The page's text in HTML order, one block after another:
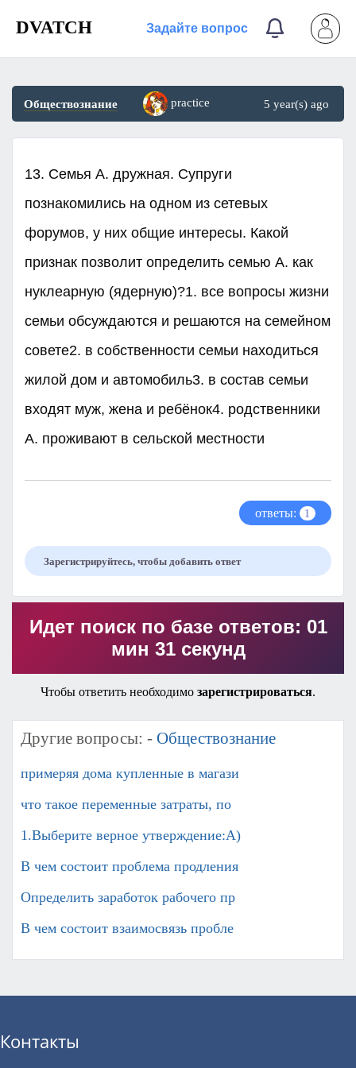
DVATCH Задайте вопрос
Обществознание practice 5 year(s) ago
13. Семья А. дружная. Супруги
познакомились на одном из сетевых
форумов, у них общие интересы. Какой
признак позволит определить семью А. как
нуклеарную (ядерную)?1. все вопросы жизни
семьи обсуждаются и решаются на семейном
совете2. в собственности семьи находиться
жилой дом и автомобиль3. в состав семьи
входят муж, жена и ребёнок4. родственники
А. проживают в сельской местности
ответы: 1
Зарегистрируйтесь, чтобы добавить ответ
Идет поиск по базе ответов: 01
мин 31 секунд
Чтобы ответить необходимо зарегистрироваться.
Другие вопросы: - Обществознание
примеряя дома купленные в магази
что такое переменные затраты, по
1.Выберите верное утверждение:А)
В чем состоит проблема продления
Определить заработок рабочего пр
В чем состоит взаимосвязь пробле
Контакты